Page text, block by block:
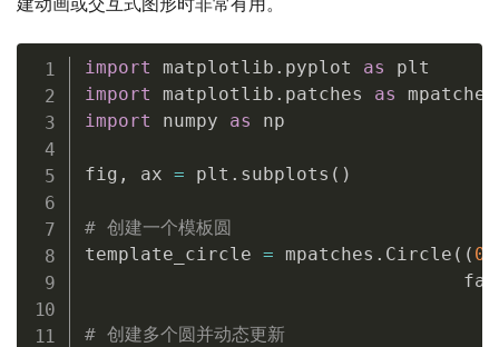
import matplotlib . pyplot as
import matplotlib . patches as
import numpy as np
fig , ax = plt . subplots ( )
# 创建一个模板圆
template_circle = mpatches . Circle ( (
# 创建多个圆并动态更新